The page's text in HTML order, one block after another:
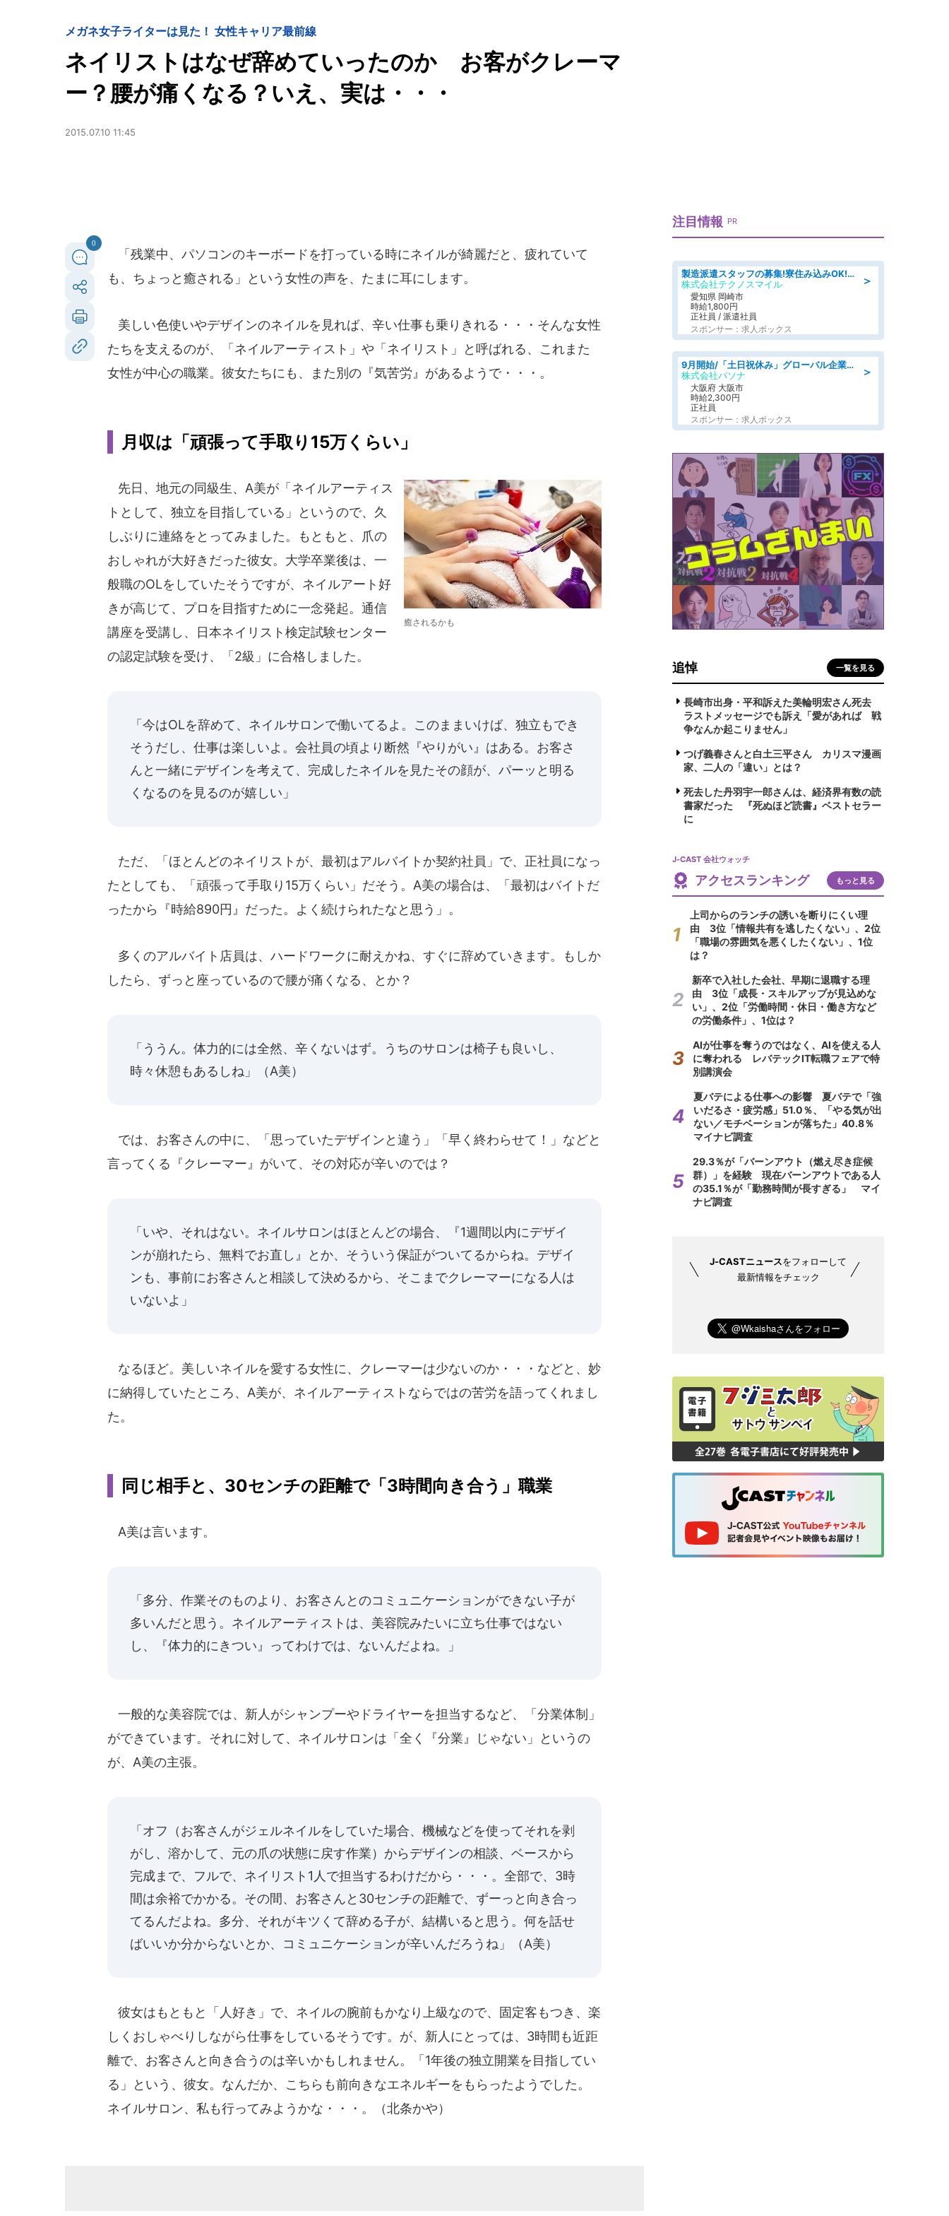
メガネ女子ライターは見た！ 女性キャリア最前線
ネイリストはなぜ辞めていったのか お客がクレーマ
ー？腰が痛くなる？いえ、実は・・・
2015.07.10 11:45
0
「残業中、パソコンのキーボードを打っている時にネイルが綺麗だと、疲れていて
も、ちょっと癒される」という女性の声を、たまに耳にします。
美しい色使いやデザインのネイルを見れば、辛い仕事も乗りきれる・・・そんな女性
たちを支えるのが、「ネイルアーティスト」や「ネイリスト」と呼ばれる、これまた
女性が中心の職業。彼女たちにも、また別の『気苦労』があるようで・・・。
月収は「頑張って手取り15万くらい」
癒されるかも
先日、地元の同級生、A美が「ネイルアーティス
トとして、独立を目指している」というので、久
しぶりに連絡をとってみました。もともと、爪の
おしゃれが大好きだった彼女。大学卒業後は、一
般職のOLをしていたそうですが、ネイルアート好
きが高じて、プロを目指すために一念発起。通信
講座を受講し、日本ネイリスト検定試験センター
の認定試験を受け、「2級」に合格しました。
「今はOLを辞めて、ネイルサロンで働いてるよ。このままいけば、独立もでき
そうだし、仕事は楽しいよ。会社員の頃より断然『やりがい』はある。お客さ
んと一緒にデザインを考えて、完成したネイルを見たその顔が、パーッと明る
くなるのを見るのが嬉しい」
ただ、「ほとんどのネイリストが、最初はアルバイトか契約社員」で、正社員になっ
たとしても、「頑張って手取り15万くらい」だそう。A美の場合は、「最初はバイトだ
ったから『時給890円』だった。よく続けられたなと思う」。
多くのアルバイト店員は、ハードワークに耐えかね、すぐに辞めていきます。もしか
したら、ずっと座っているので腰が痛くなる、とか？
「ううん。体力的には全然、辛くないはず。うちのサロンは椅子も良いし、
時々休憩もあるしね」（A美）
では、お客さんの中に、「思っていたデザインと違う」「早く終わらせて！」などと
言ってくる『クレーマー』がいて、その対応が辛いのでは？
「いや、それはない。ネイルサロンはほとんどの場合、『1週間以内にデザイ
ンが崩れたら、無料でお直し』とか、そういう保証がついてるからね。デザイ
ンも、事前にお客さんと相談して決めるから、そこまでクレーマーになる人は
いないよ」
なるほど。美しいネイルを愛する女性に、クレーマーは少ないのか・・・などと、妙
に納得していたところ、A美が、ネイルアーティストならではの苦労を語ってくれまし
た。
同じ相手と、30センチの距離で「3時間向き合う」職業
A美は言います。
「多分、作業そのものより、お客さんとのコミュニケーションができない子が
多いんだと思う。ネイルアーティストは、美容院みたいに立ち仕事ではない
し、『体力的にきつい』ってわけでは、ないんだよね。」
一般的な美容院では、新人がシャンプーやドライヤーを担当するなど、「分業体制」
ができています。それに対して、ネイルサロンは「全く『分業』じゃない」というの
が、A美の主張。
「オフ（お客さんがジェルネイルをしていた場合、機械などを使ってそれを剥
がし、溶かして、元の爪の状態に戻す作業）からデザインの相談、ベースから
完成まで、フルで、ネイリスト1人で担当するわけだから・・・。全部で、3時
間は余裕でかかる。その間、お客さんと30センチの距離で、ずーっと向き合っ
てるんだよね。多分、それがキツくて辞める子が、結構いると思う。何を話せ
ばいいか分からないとか、コミュニケーションが辛いんだろうね」（A美）
彼女はもともと「人好き」で、ネイルの腕前もかなり上級なので、固定客もつき、楽
しくおしゃべりしながら仕事をしているそうです。が、新人にとっては、3時間も近距
離で、お客さんと向き合うのは辛いかもしれません。「1年後の独立開業を目指してい
る」という、彼女。なんだか、こちらも前向きなエネルギーをもらったようでした。
ネイルサロン、私も行ってみようかな・・・。（北条かや）
注目情報 PR
＞
製造派遣スタッフの募集!寮住み込みOK!カーエアコンの検査業務 denso aichi
株式会社テクノスマイル
愛知県 岡崎市
時給1,800円
正社員 / 派遣社員
スポンサー：求人ボックス
＞
9月開始/「土日祝休み」グローバル企業での産業保健のお仕事/保健師/高時給/残業なし/服装自由
株式会社パソナ
大阪府 大阪市
時給2,300円
正社員
スポンサー：求人ボックス
追悼 一覧を見る
長崎市出身・平和訴えた美輪明宏さん死去
ラストメッセージでも訴え「愛があれば 戦
争なんか起こりません」
つげ義春さんと白土三平さん カリスマ漫画
家、二人の「違い」とは？
死去した丹羽宇一郎さんは、経済界有数の読
書家だった 『死ぬほど読書』ベストセラー
に
J-CAST 会社ウォッチ
アクセスランキング もっと見る
上司からのランチの誘いを断りにくい理
由 3位「情報共有を逃したくない」、2位
「職場の雰囲気を悪くしたくない」、1位
は？
新卒で入社した会社、早期に退職する理
由 3位「成長・スキルアップが見込めな
い」、2位「労働時間・休日・働き方など
の労働条件」、1位は？
AIが仕事を奪うのではなく、AIを使える人
に奪われる レバテックIT転職フェアで特
別講演会
夏バテによる仕事への影響 夏バテで「強
いだるさ・疲労感」51.0％、「やる気が出
ない／モチベーションが落ちた」40.8％
マイナビ調査
29.3％が「バーンアウト（燃え尽き症候
群）」を経験 現在バーンアウトである人
の35.1％が「勤務時間が長すぎる」 マイ
ナビ調査
J-CASTニュースをフォローして
最新情報をチェック